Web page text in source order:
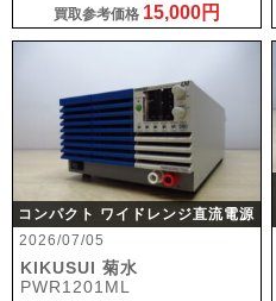
買取参考価格 15,000円
コンパクト ワイドレンジ直流電源
2026/07/05
KIKUSUI 菊水
PWR1201ML